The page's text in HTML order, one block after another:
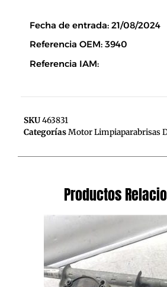
Fecha de entrada: 21/08/2024
Referencia OEM: 3940
Referencia IAM:
SKU463831
CategoríasMotor Limpiaparabrisas
Productos